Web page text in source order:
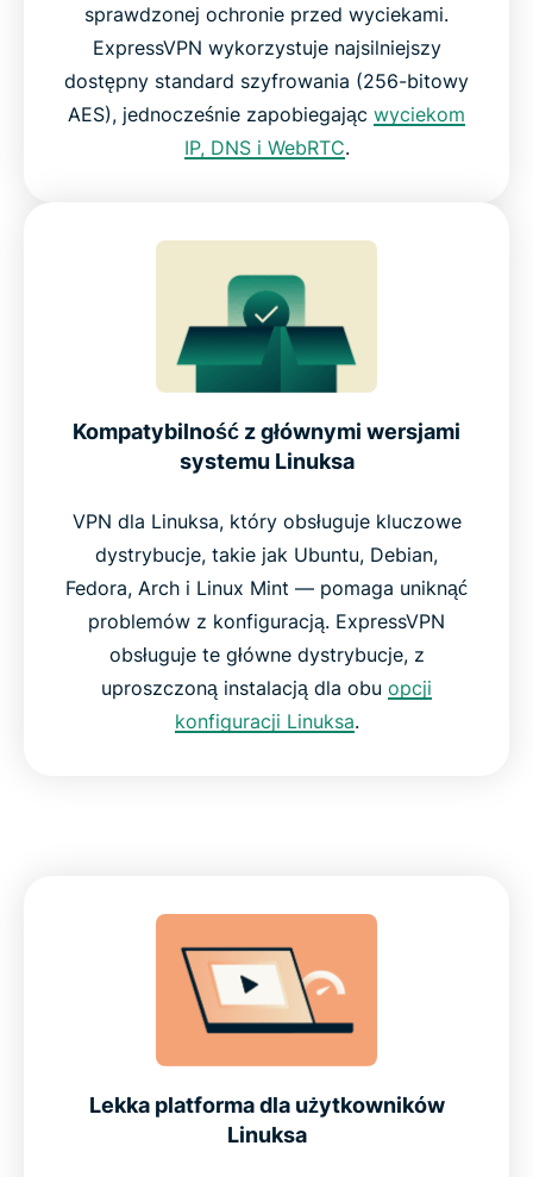
sprawdzonej ochronie przed wyciekami.
ExpressVPN wykorzystuje najsilniejszy
dostępny standard szyfrowania (256-bitowy
AES), jednocześnie zapobiegając wyciekom
IP, DNS i WebRTC.
Kompatybilność z głównymi wersjami
systemu Linuksa
VPN dla Linuksa, który obsługuje kluczowe
dystrybucje, takie jak Ubuntu, Debian,
Fedora, Arch i Linux Mint — pomaga uniknąć
problemów z konfiguracją. ExpressVPN
obsługuje te główne dystrybucje, z
uproszczoną instalacją dla obu opcji
konfiguracji Linuksa.
Lekka platforma dla użytkowników
Linuksa